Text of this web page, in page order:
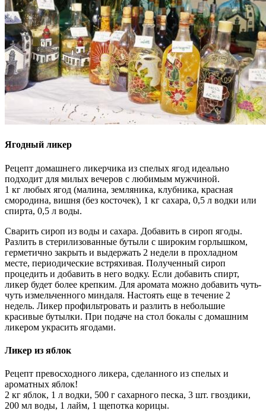
Ягодный ликер
Рецепт домашнего ликерчика из спелых ягод идеально
подходит для милых вечеров с любимым мужчиной.
1 кг любых ягод (малина, земляника, клубника, красная
смородина, вишня (без косточек), 1 кг сахара, 0,5 л водки или
спирта, 0,5 л воды.
Сварить сироп из воды и сахара. Добавить в сироп ягоды.
Разлить в стерилизованные бутыли с широким горлышком,
герметично закрыть и выдержать 2 недели в прохладном
месте, периодические встряхивая. Полученный сироп
процедить и добавить в него водку. Если добавить спирт,
ликер будет более крепким. Для аромата можно добавить чуть-
чуть измельченного миндаля. Настоять еще в течение 2
недель. Ликер профильтровать и разлить в небольшие
красивые бутылки. При подаче на стол бокалы с домашним
ликером украсить ягодами.
Ликер из яблок
Рецепт превосходного ликера, сделанного из спелых и
ароматных яблок!
2 кг яблок, 1 л водки, 500 г сахарного песка, 3 шт. гвоздики,
200 мл воды, 1 лайм, 1 щепотка корицы.